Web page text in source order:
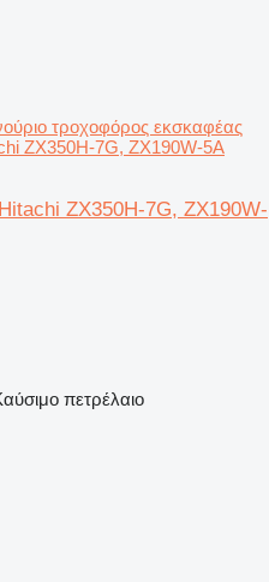
τροχοφόρος εκσκαφέας
ZX350H-7G, ZX190W-5A
ZX350H-7G, ZX190W-
πετρέλαιο